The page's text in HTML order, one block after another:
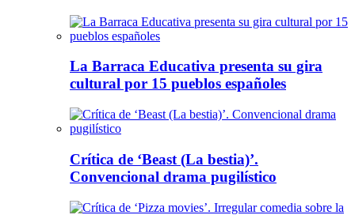
La Barraca Educativa presenta su gira
cultural por 15 pueblos españoles
Crítica de ‘Beast (La bestia)’.
Convencional drama pugilístico